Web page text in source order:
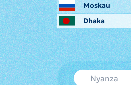
Moskau
Dhaka